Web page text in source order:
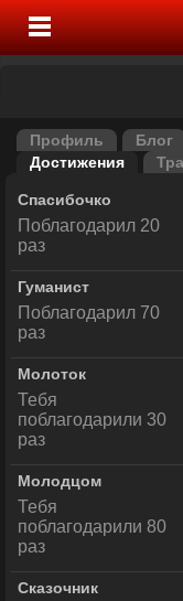
Профиль Блог
Достижения
Спасибочко
Поблагодарил 20
раз
Гуманист
Поблагодарил 70
раз
Молоток
Тебя
поблагодарили 30
раз
Молодцом
Тебя
поблагодарили 80
раз
Сказочник